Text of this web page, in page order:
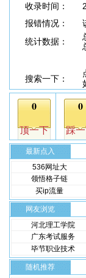
收录时间：
报错情况：
统计数据：
搜索一下：
最新点入
536网址大
领悟格子链
买ip流量
网友浏览
河北理工学院
广东考试服务
毕节职业技术
随机推荐